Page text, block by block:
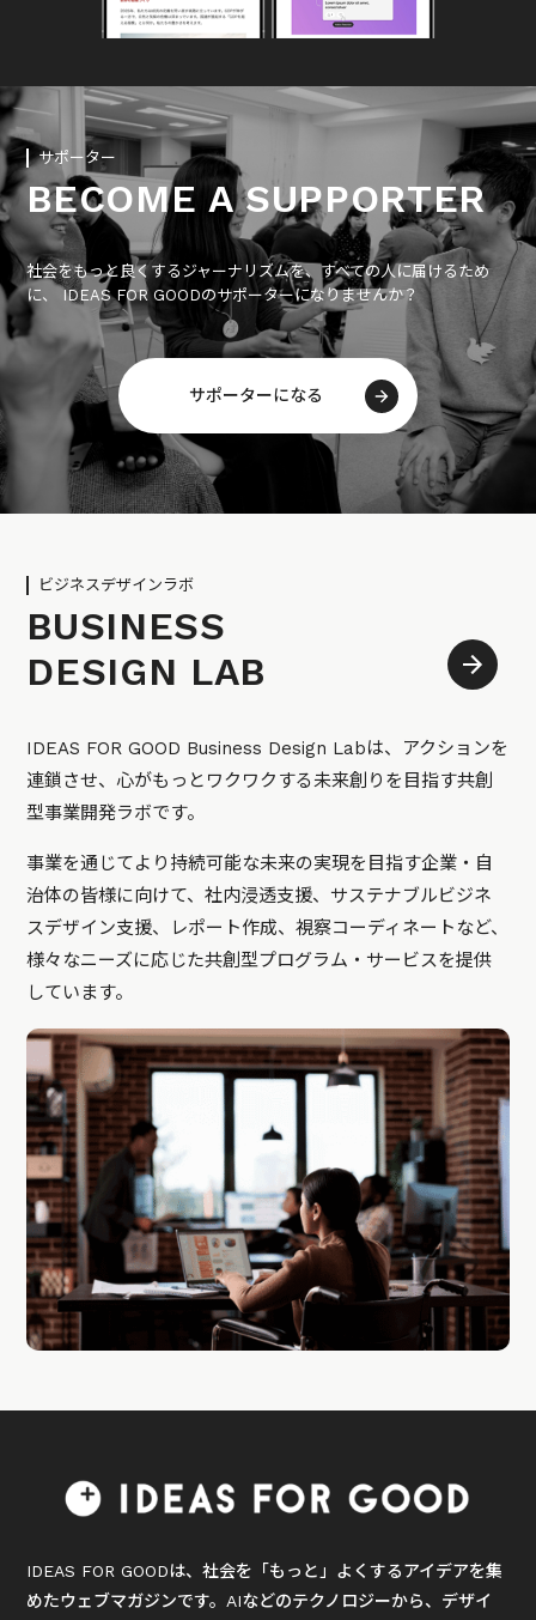
サポーター
BECOME A SUPPORTER
社会をもっと良くするジャーナリズムを、すべての人に届けるため
に、 IDEAS FOR GOODのサポーターになりませんか？
サポーターになる
ビジネスデザインラボ
BUSINESS
DESIGN LAB
IDEAS FOR GOOD Business Design Labは、アクションを
連鎖させ、心がもっとワクワクする未来創りを目指す共創
型事業開発ラボです。
事業を通じてより持続可能な未来の実現を目指す企業・自
治体の皆様に向けて、社内浸透支援、サステナブルビジネ
スデザイン支援、レポート作成、視察コーディネートなど、
様々なニーズに応じた共創型プログラム・サービスを提供
しています。
IDEAS FOR GOODは、社会を「もっと」よくするアイデアを集
めたウェブマガジンです。AIなどのテクノロジーから、デザイ